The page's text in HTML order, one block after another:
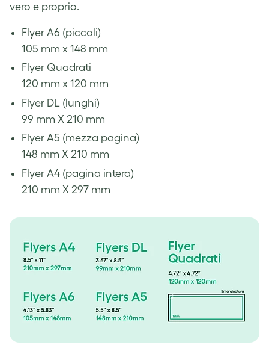
vero e proprio.
Flyer A6 (piccoli)
105 mm x 148 mm
Flyer Quadrati
120 mm x 120 mm
Flyer DL (lunghi)
99 mm X 210 mm
Flyer A5 (mezza pagina)
148 mm X 210 mm
Flyer A4 (pagina intera)
210 mm X 297 mm